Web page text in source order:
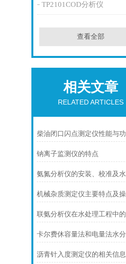
TP2101COD分析仪
查看全部
相关文章
RELATED ARTICLES
钠离子监测仪的特点
沥青针入度测定仪的相关信息